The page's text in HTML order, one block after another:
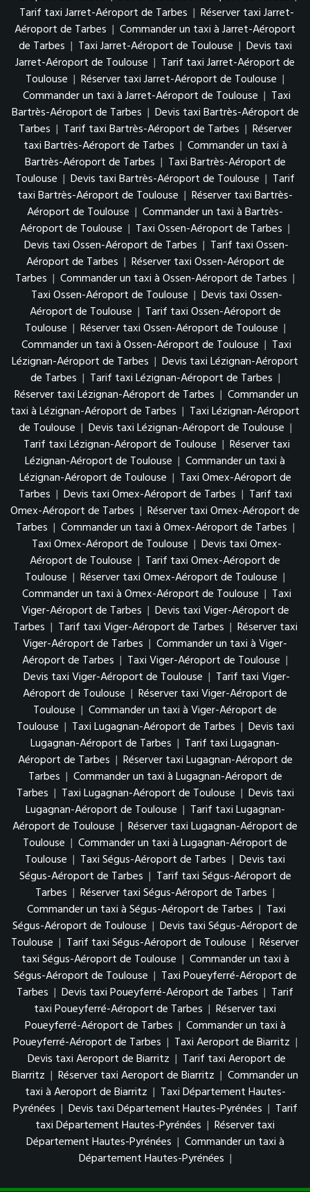
Tarif taxi Jarret-Aéroport de Tarbes | Réserver taxi Jarret-
Aéroport de Tarbes | Commander un taxi à Jarret-Aéroport
de Tarbes | Taxi Jarret-Aéroport de Toulouse | Devis taxi
Jarret-Aéroport de Toulouse | Tarif taxi Jarret-Aéroport de
Toulouse | Réserver taxi Jarret-Aéroport de Toulouse |
Commander un taxi à Jarret-Aéroport de Toulouse | Taxi
Bartrès-Aéroport de Tarbes | Devis taxi Bartrès-Aéroport de
Tarbes | Tarif taxi Bartrès-Aéroport de Tarbes | Réserver
taxi Bartrès-Aéroport de Tarbes | Commander un taxi à
Bartrès-Aéroport de Tarbes | Taxi Bartrès-Aéroport de
Toulouse | Devis taxi Bartrès-Aéroport de Toulouse | Tarif
taxi Bartrès-Aéroport de Toulouse | Réserver taxi Bartrès-
Aéroport de Toulouse | Commander un taxi à Bartrès-
Aéroport de Toulouse | Taxi Ossen-Aéroport de Tarbes |
Devis taxi Ossen-Aéroport de Tarbes | Tarif taxi Ossen-
Aéroport de Tarbes | Réserver taxi Ossen-Aéroport de
Tarbes | Commander un taxi à Ossen-Aéroport de Tarbes |
Taxi Ossen-Aéroport de Toulouse | Devis taxi Ossen-
Aéroport de Toulouse | Tarif taxi Ossen-Aéroport de
Toulouse | Réserver taxi Ossen-Aéroport de Toulouse |
Commander un taxi à Ossen-Aéroport de Toulouse | Taxi
Lézignan-Aéroport de Tarbes | Devis taxi Lézignan-Aéroport
de Tarbes | Tarif taxi Lézignan-Aéroport de Tarbes |
Réserver taxi Lézignan-Aéroport de Tarbes | Commander un
taxi à Lézignan-Aéroport de Tarbes | Taxi Lézignan-Aéroport
de Toulouse | Devis taxi Lézignan-Aéroport de Toulouse |
Tarif taxi Lézignan-Aéroport de Toulouse | Réserver taxi
Lézignan-Aéroport de Toulouse | Commander un taxi à
Lézignan-Aéroport de Toulouse | Taxi Omex-Aéroport de
Tarbes | Devis taxi Omex-Aéroport de Tarbes | Tarif taxi
Omex-Aéroport de Tarbes | Réserver taxi Omex-Aéroport de
Tarbes | Commander un taxi à Omex-Aéroport de Tarbes |
Taxi Omex-Aéroport de Toulouse | Devis taxi Omex-
Aéroport de Toulouse | Tarif taxi Omex-Aéroport de
Toulouse | Réserver taxi Omex-Aéroport de Toulouse |
Commander un taxi à Omex-Aéroport de Toulouse | Taxi
Viger-Aéroport de Tarbes | Devis taxi Viger-Aéroport de
Tarbes | Tarif taxi Viger-Aéroport de Tarbes | Réserver taxi
Viger-Aéroport de Tarbes | Commander un taxi à Viger-
Aéroport de Tarbes | Taxi Viger-Aéroport de Toulouse |
Devis taxi Viger-Aéroport de Toulouse | Tarif taxi Viger-
Aéroport de Toulouse | Réserver taxi Viger-Aéroport de
Toulouse | Commander un taxi à Viger-Aéroport de
Toulouse | Taxi Lugagnan-Aéroport de Tarbes | Devis taxi
Lugagnan-Aéroport de Tarbes | Tarif taxi Lugagnan-
Aéroport de Tarbes | Réserver taxi Lugagnan-Aéroport de
Tarbes | Commander un taxi à Lugagnan-Aéroport de
Tarbes | Taxi Lugagnan-Aéroport de Toulouse | Devis taxi
Lugagnan-Aéroport de Toulouse | Tarif taxi Lugagnan-
Aéroport de Toulouse | Réserver taxi Lugagnan-Aéroport de
Toulouse | Commander un taxi à Lugagnan-Aéroport de
Toulouse | Taxi Ségus-Aéroport de Tarbes | Devis taxi
Ségus-Aéroport de Tarbes | Tarif taxi Ségus-Aéroport de
Tarbes | Réserver taxi Ségus-Aéroport de Tarbes |
Commander un taxi à Ségus-Aéroport de Tarbes | Taxi
Ségus-Aéroport de Toulouse | Devis taxi Ségus-Aéroport de
Toulouse | Tarif taxi Ségus-Aéroport de Toulouse | Réserver
taxi Ségus-Aéroport de Toulouse | Commander un taxi à
Ségus-Aéroport de Toulouse | Taxi Poueyferré-Aéroport de
Tarbes | Devis taxi Poueyferré-Aéroport de Tarbes | Tarif
taxi Poueyferré-Aéroport de Tarbes | Réserver taxi
Poueyferré-Aéroport de Tarbes | Commander un taxi à
Poueyferré-Aéroport de Tarbes | Taxi Aeroport de Biarritz |
Devis taxi Aeroport de Biarritz | Tarif taxi Aeroport de
Biarritz | Réserver taxi Aeroport de Biarritz | Commander un
taxi à Aeroport de Biarritz | Taxi Département Hautes-
Pyrénées | Devis taxi Département Hautes-Pyrénées | Tarif
taxi Département Hautes-Pyrénées | Réserver taxi
Département Hautes-Pyrénées | Commander un taxi à
Département Hautes-Pyrénées |